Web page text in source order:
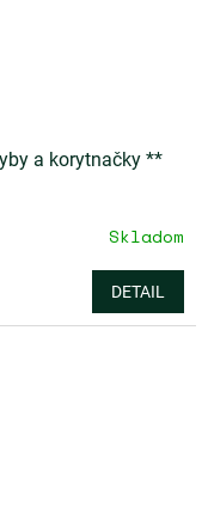
a korytnačky **
Skladom
DETAIL